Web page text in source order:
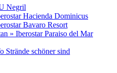
Negril
Hacienda Dominicus
Bavaro Resort
» Iberostar Paraiso del Mar
Strände schöner sind